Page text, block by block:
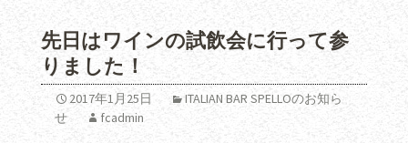
先日はワインの試飲会に行って参
りました！
2017年1月25日
ITALIAN BAR SPELLOのお知ら
せ
fcadmin